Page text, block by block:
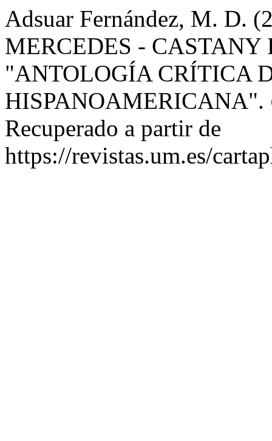
Adsuar Fernández, M. D.
MERCEDES - CASTANY
"ANTOLOGÍA CRÍTICA
HISPANOAMERICANA".
Recuperado a partir de
https://revistas.um.es/